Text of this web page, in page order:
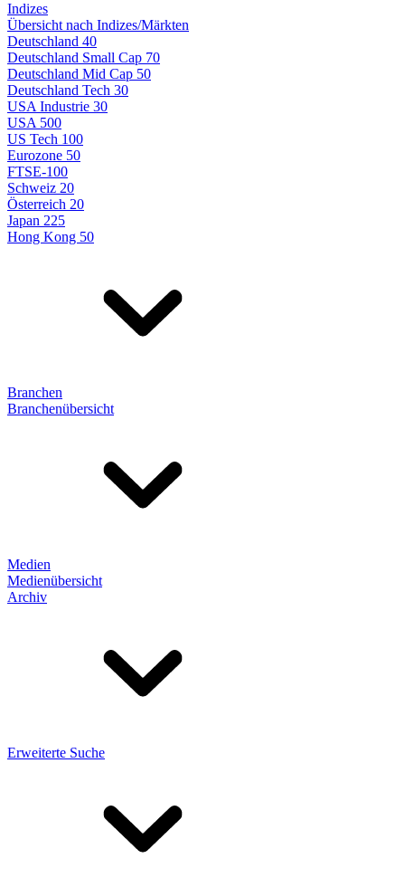
Indizes
Übersicht nach Indizes/Märkten
Deutschland 40
Deutschland Small Cap 70
Deutschland Mid Cap 50
Deutschland Tech 30
USA Industrie 30
USA 500
US Tech 100
Eurozone 50
FTSE-100
Schweiz 20
Österreich 20
Japan 225
Hong Kong 50
Branchen
Branchenübersicht
Medien
Medienübersicht
Archiv
Erweiterte Suche